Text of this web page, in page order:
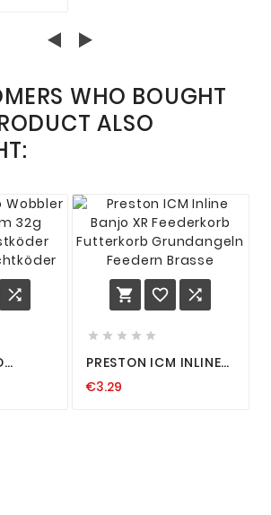
WHO BOUGHT
ALSO
   
    
PRESTON ICM INLINE
FEEDERKORB
€3.29